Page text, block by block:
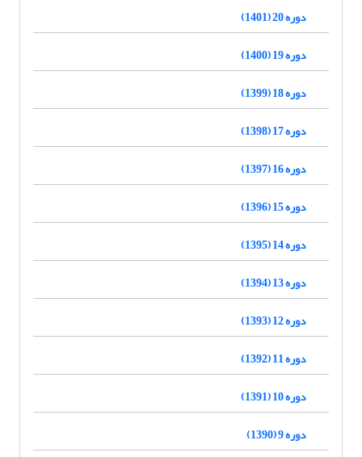
دوره 20 (1401)
دوره 19 (1400)
دوره 18 (1399)
دوره 17 (1398)
دوره 16 (1397)
دوره 15 (1396)
دوره 14 (1395)
دوره 13 (1394)
دوره 12 (1393)
دوره 11 (1392)
دوره 10 (1391)
دوره 9 (1390)